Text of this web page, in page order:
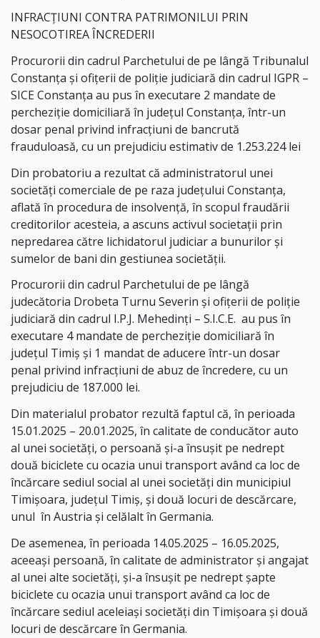
INFRACȚIUNI CONTRA PATRIMONILUI PRIN
NESOCOTIREA ÎNCREDERII
Procurorii din cadrul Parchetului de pe lângă Tribunalul
Constanța și ofițerii de poliție judiciară din cadrul IGPR –
SICE Constanța au pus în executare 2 mandate de
percheziție domiciliară în județul Constanța, într-un
dosar penal privind infracțiuni de bancrută
frauduloasă, cu un prejudiciu estimativ de 1.253.224 lei
Din probatoriu a rezultat că administratorul unei
societăți comerciale de pe raza județului Constanța,
aflată în procedura de insolvență, în scopul fraudării
creditorilor acesteia, a ascuns activul societații prin
nepredarea către lichidatorul judiciar a bunurilor și
sumelor de bani din gestiunea societății.
Procurorii din cadrul Parchetului de pe lângă
judecătoria Drobeta Turnu Severin și ofițerii de poliție
judiciară din cadrul I.P.J. Mehedinţi – S.I.C.E. au pus în
executare 4 mandate de percheziție domiciliară în
județul Timiş și 1 mandat de aducere într-un dosar
penal privind infracțiuni de abuz de încredere, cu un
prejudiciu de 187.000 lei.
Din materialul probator rezultă faptul că, în perioada
15.01.2025 – 20.01.2025, în calitate de conducător auto
al unei societăți, o persoană și-a însușit pe nedrept
două biciclete cu ocazia unui transport având ca loc de
încărcare sediul social al unei societăți din municipiul
Timișoara, județul Timiș, şi două locuri de descărcare,
unul în Austria și celălalt în Germania.
De asemenea, în perioada 14.05.2025 – 16.05.2025,
aceeaşi persoană, în calitate de administrator și angajat
al unei alte societăți, și-a însușit pe nedrept șapte
biciclete cu ocazia unui transport având ca loc de
încărcare sediul aceleiași societăți din Timișoara şi două
locuri de descărcare în Germania.